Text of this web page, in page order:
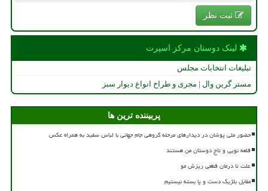
ثبت نظر
لینک دوستان مركز اسپرت
تبلیغات انتخابات مجلس
مستر گرین وال | مجری و طراح انواع دیوار سبز
پربیننده ترین ها
حضور ملی پوشان در دیدارهای مرحله گروهی جام جهانی با لباس سفید به همراه عکس
قلعه نویی و تاج دوستان من هستند
علت تا درمان قطعی ریزش مو
مقابل بلژیک دست و پا بسته نیستیم